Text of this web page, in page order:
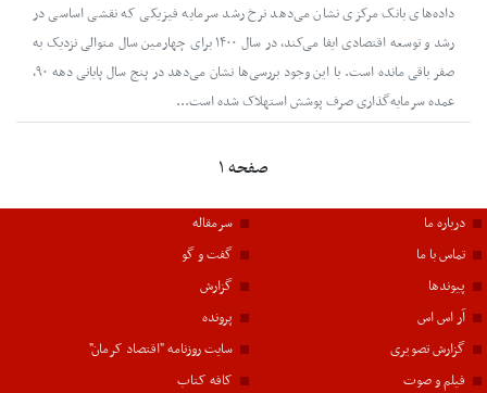
داده‌های بانک مرکزی نشان می‌دهد نرخ رشد سرمایه فیزیکی که نقشی اساسی در
رشد و توسعه اقتصادی ایفا می‌کند، در سال ۱۴۰۰ برای چهارمین سال متوالی نزدیک به
صفر باقی مانده است. با این وجود بررسی‌ها نشان می‌دهد در پنج سال پایانی دهه ۹۰،
عمده سرمایه‌گذاری صرف پوشش استهلاک شده است...
صفحه ۱
درباره ما
تماس با ما
پیوندها
آر اس اس
سرمقاله
گفت و گو
گزارش
پرونده
گزارش تصویری
فیلم و صوت
سایت روزنامه "اقتصاد کرمان"
کافه کتاب